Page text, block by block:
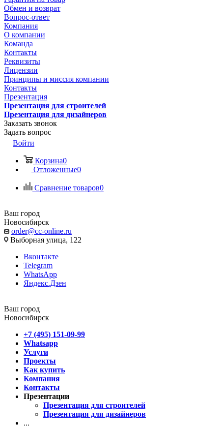
Обмен и возврат
Вопрос-ответ
Компания
О компании
Команда
Контакты
Реквизиты
Лицензии
Принципы и миссия компании
Контакты
Презентация
Презентация для строителей
Презентация для дизайнеров
Заказать звонок
Задать вопрос
Войти
Корзина0
Отложенные0
Сравнение товаров0
Ваш город
Новосибирск
order@cc-online.ru
Выборная улица, 122
Вконтакте
Telegram
WhatsApp
Яндекс.Дзен
Ваш город
Новосибирск
+7 (495) 151-09-99
Whatsapp
Услуги
Проекты
Как купить
Компания
Контакты
Презентации
Презентация для строителей
Презентация для дизайнеров
...